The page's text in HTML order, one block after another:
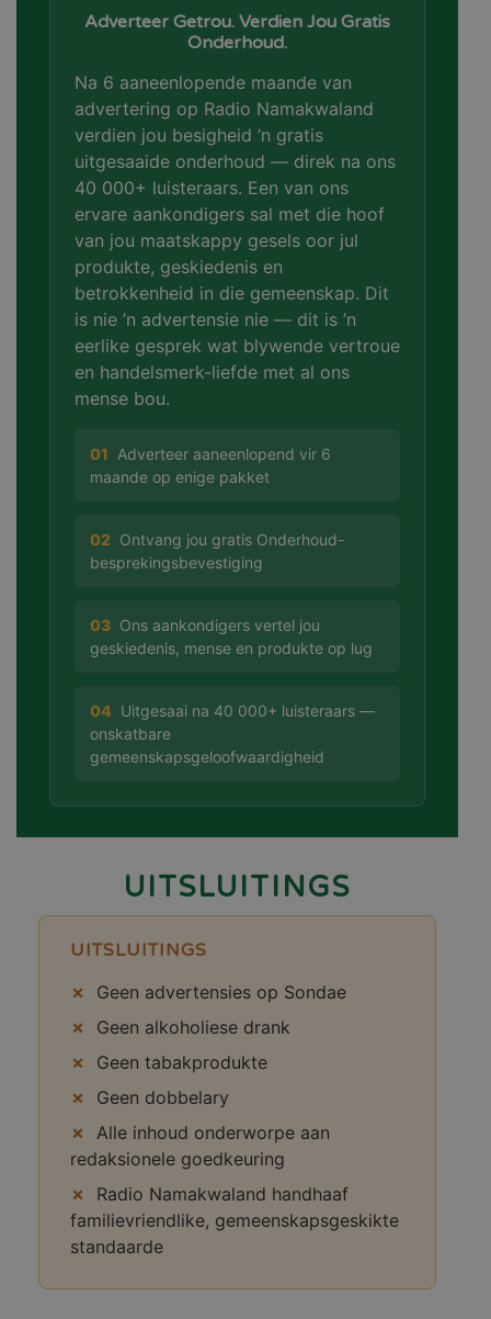
Adverteer Getrou. Verdien Jou Gratis
Onderhoud.
Na 6 aaneenlopende maande van
advertering op Radio Namakwaland
verdien jou besigheid ’n gratis
uitgesaaide onderhoud — direk na ons
40 000+ luisteraars. Een van ons
ervare aankondigers sal met die hoof
van jou maatskappy gesels oor jul
produkte, geskiedenis en
betrokkenheid in die gemeenskap. Dit
is nie ’n advertensie nie — dit is ’n
eerlike gesprek wat blywende vertroue
en handelsmerk-liefde met al ons
mense bou.
01 Adverteer aaneenlopend vir 6
maande op enige pakket
02 Ontvang jou gratis Onderhoud-
besprekingsbevestiging
03 Ons aankondigers vertel jou
geskiedenis, mense en produkte op lug
04 Uitgesaai na 40 000+ luisteraars —
onskatbare
gemeenskapsgeloofwaardigheid
UITSLUITINGS
UITSLUITINGS
Geen advertensies op Sondae
Geen alkoholiese drank
Geen tabakprodukte
Geen dobbelary
Alle inhoud onderworpe aan
redaksionele goedkeuring
Radio Namakwaland handhaaf
familievriendlike, gemeenskapsgeskikte
standaarde